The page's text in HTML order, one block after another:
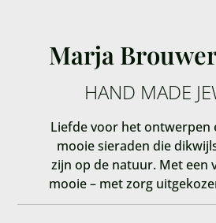
Marja
HAND MADE
Liefde voor het ontwerpen
mooie sieraden die
zijn op de natuur. Met een
mooie – met zorg